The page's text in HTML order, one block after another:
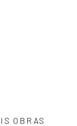
OBRAS